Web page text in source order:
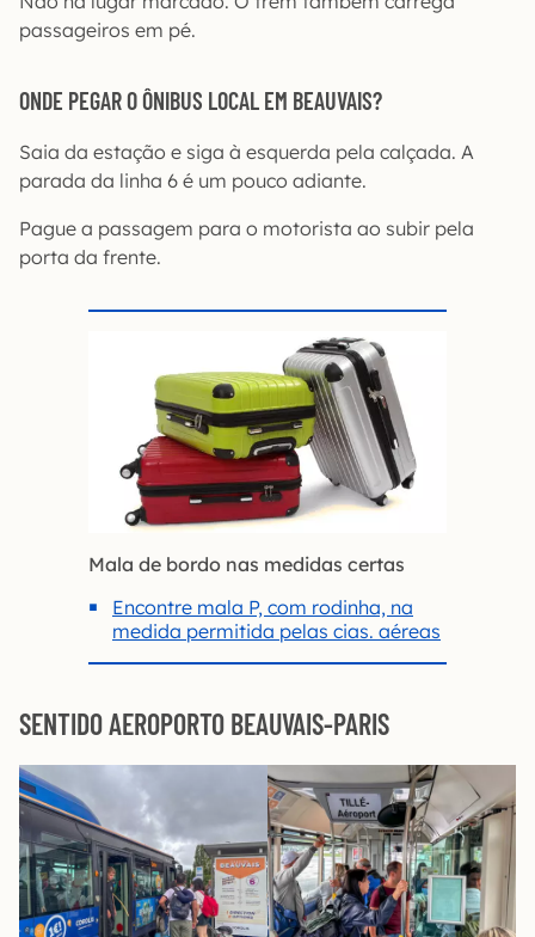
passageiros em pé.
ONDE PEGAR O ÔNIBUS LOCAL EM BEAUVAIS?
Saia da estação e siga à esquerda pela calçada. A
parada da linha 6 é um pouco adiante.
Pague a passagem para o motorista ao subir pela
porta da frente.
Mala de bordo nas medidas certas
Encontre mala P, com rodinha, na
medida permitida pelas cias. aéreas
SENTIDO AEROPORTO BEAUVAIS-PARIS